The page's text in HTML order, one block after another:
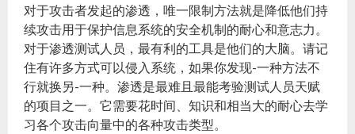
对于攻击者发起的渗透，唯一限制方法就是降低他们持
续攻击用于保护信息系统的安全机制的耐心和意志力。
对于渗透测试人员，最有利的工具是他们的大脑。请记
住有许多方式可以侵入系统，如果你发现-一种方法不
行就换另-一种。渗透是最难且最能考验测试人员天赋
的项目之一。它需要花时间、知识和相当大的耐心去学
习各个攻击向量中的各种攻击类型。